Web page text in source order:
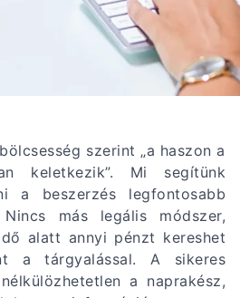
szerint „a haszon a
keletkezik”. Mi segítünk
a beszerzés legfontosabb
más legális módszer,
alatt annyi pénzt kereshet
a tárgyalással. A sikeres
a naprakész,